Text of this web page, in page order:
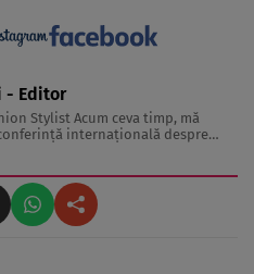
- Editor
ceva timp, mă
internaţională despre
de profil. În sală erau jurnaliste
parcă scoase din paginile